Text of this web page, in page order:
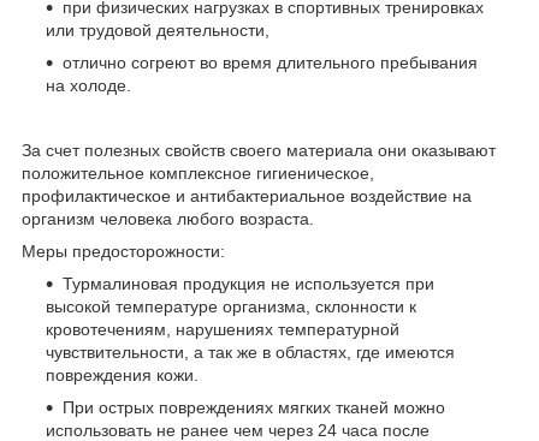
при физических нагрузках в спортивных тренировках
или трудовой деятельности,
отлично согреют во время длительного пребывания
на холоде.
За счет полезных свойств своего материала они оказывают
положительное комплексное гигиеническое,
профилактическое и антибактериальное воздействие на
организм человека любого возраста.
Меры предосторожности:
Турмалиновая продукция не используется при
высокой температуре организма, склонности к
кровотечениям, нарушениях температурной
чувствительности, а так же в областях, где имеются
повреждения кожи.
При острых повреждениях мягких тканей можно
использовать не ранее чем через 24 часа после